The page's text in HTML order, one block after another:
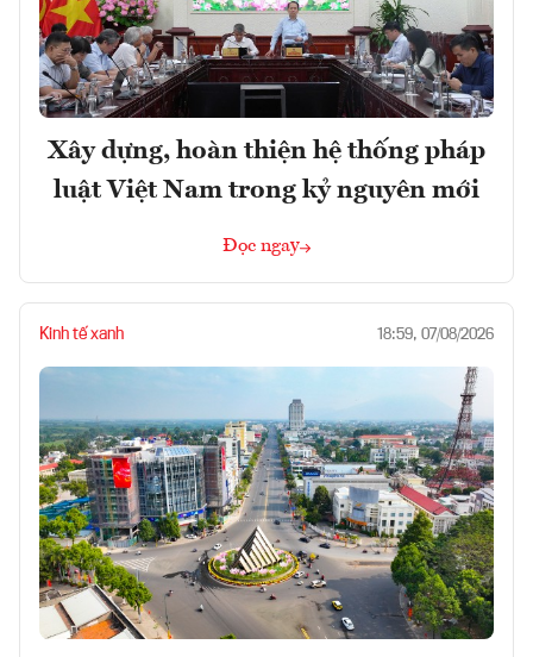
Xây dựng, hoàn thiện hệ thống pháp
luật Việt Nam trong kỷ nguyên mới
Đọc ngay
Kinh tế xanh 18:59, 07/08/2026